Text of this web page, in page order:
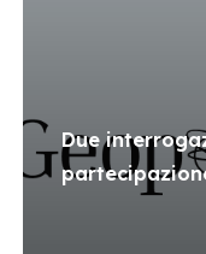
Due